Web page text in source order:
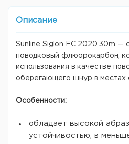
Описание
Sunline Siglon FC 2020 30m —
поводковый флюорокарбон,
использования в качестве
оберегающего шнур в местах
Особенности:
обладает высокой
устойчивостью, в